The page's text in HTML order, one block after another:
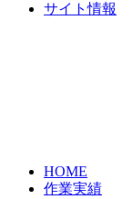
サイト情報
HOME
作業実績